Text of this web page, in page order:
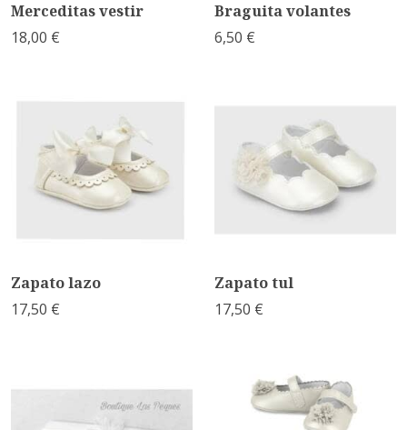
Merceditas vestir
18,00 €
Braguita volantes
6,50 €
Zapato lazo
17,50 €
Zapato tul
17,50 €